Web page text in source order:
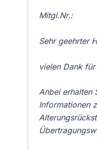
Mitgl.Nr.:
Sehr geehrter
vielen Dank
Anbei erhalten
Informationen